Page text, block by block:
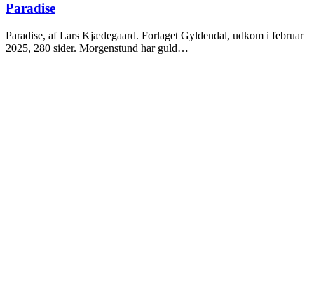
Paradise
Paradise, af Lars Kjædegaard. Forlaget Gyldendal, udkom i februar
2025, 280 sider. Morgenstund har guld…